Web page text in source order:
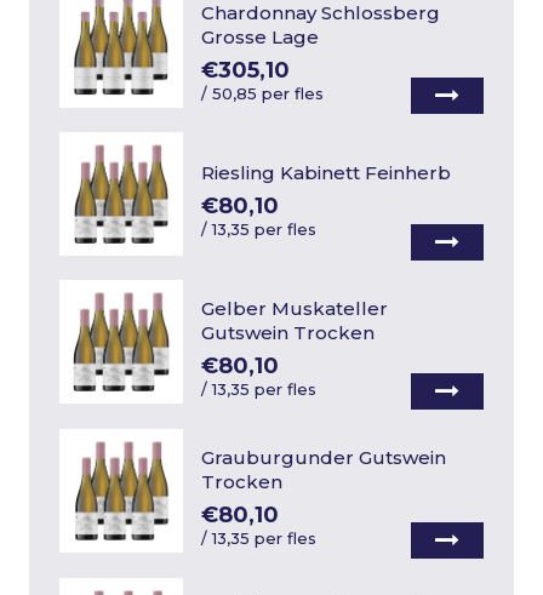
Chardonnay Schlossberg
Grosse Lage
€305,10
/50,85 per fles
Riesling Kabinett Feinherb
€80,10
/13,35 per fles
Gelber Muskateller
Gutswein Trocken
€80,10
/13,35 per fles
Grauburgunder Gutswein
Trocken
€80,10
/13,35 per fles